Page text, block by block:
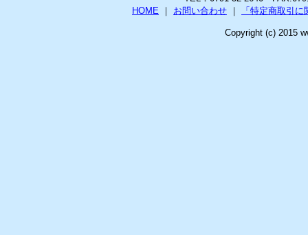
HOME ｜ お問い合わせ ｜ 「特定商取引
Copyright (c) 2015